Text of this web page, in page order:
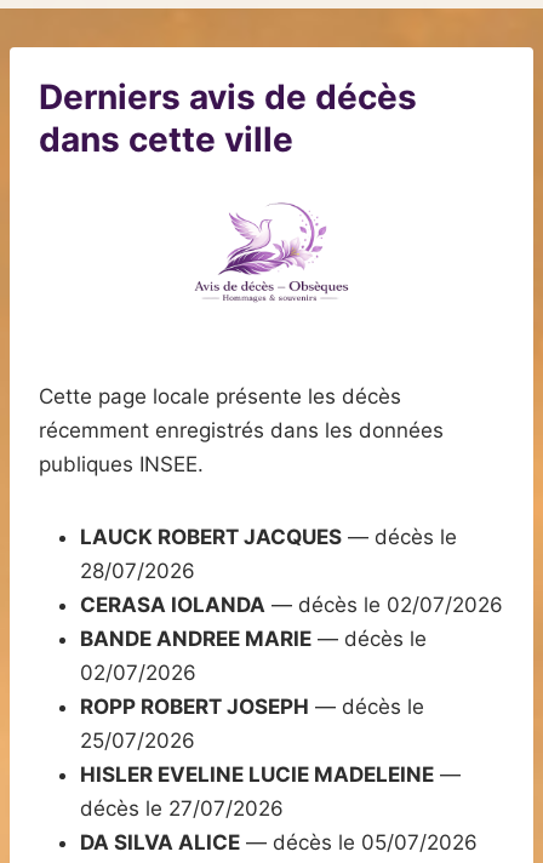
Derniers avis de décès
dans cette ville
Cette page locale présente les décès
récemment enregistrés dans les données
publiques INSEE.
LAUCK ROBERT JACQUES — décès le
28/07/2026
CERASA IOLANDA — décès le 02/07/2026
BANDE ANDREE MARIE — décès le
02/07/2026
ROPP ROBERT JOSEPH — décès le
25/07/2026
HISLER EVELINE LUCIE MADELEINE —
décès le 27/07/2026
DA SILVA ALICE — décès le 05/07/2026